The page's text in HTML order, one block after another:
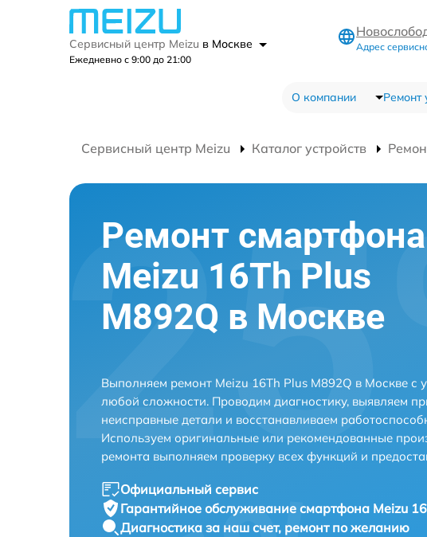
Сервисный центр Meizu в Москве
Ежедневно с 9:00 до 21:00
Адрес
О компании Ремонт
Сервисный центр Meizu Каталог устройств
Ремонт смартфона
Meizu 16Th Plus
M892Q в Москве
Выполняем ремонт Meizu 16Th Plus M892Q в Москве с
любой сложности. Проводим диагностику, выявляем
неисправные детали и восстанавливаем
Используем оригинальные или рекомендованные
ремонта выполняем проверку всех функций и
Официальный сервис
Гарантийное обслуживание смартфона Meizu
Диагностика за наш счет, ремонт по желанию